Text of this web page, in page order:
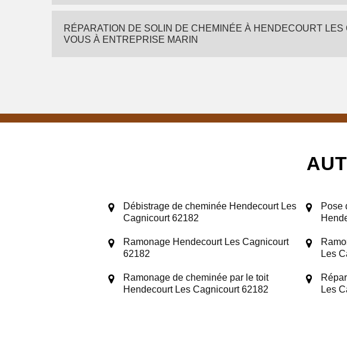
RÉPARATION DE SOLIN DE CHEMINÉE À HENDECOURT
VOUS À ENTREPRISE MARIN
Débistrage de cheminée Hendecourt Les
Cagnicourt 62182
Ramonage Hendecourt Les Cagnicourt
62182
Ramonage de cheminée par le toit
Hendecourt Les Cagnicourt 62182
Pose
Les
Les